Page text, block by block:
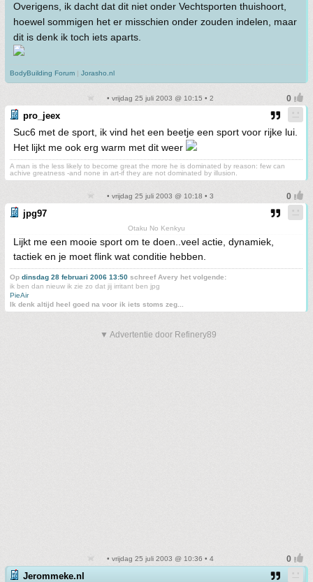
Overigens, ik dacht dat dit niet onder Vechtsporten thuishoort,
hoewel sommigen het er misschien onder zouden indelen, maar
dit is denk ik toch iets aparts.
BodyBuilding Forum | Jorasho.nl
• vrijdag 25 juli 2003 @ 10:15 • 2
pro_jeex
Suc6 met de sport, ik vind het een beetje een sport voor rijke lui.
Het lijkt me ook erg warm met dit weer
A man is the less likely to become great the more he is dominated by reason: few can
achive greatness -and none in art-if they are not dominated by illusion.
• vrijdag 25 juli 2003 @ 10:18 • 3
jpg97
Otaku No Kenkyu
Lijkt me een mooie sport om te doen..veel actie, dynamiek,
tactiek en je moet flink wat conditie hebben.
Op dinsdag 28 februari 2006 13:50 schreef Avery het volgende:
ik ben dan nieuw ik zie zo dat jij irritant ben jpg
PieAir
Ik denk altijd heel goed na voor ik iets stoms zeg...
▼ Advertentie door Refinery89
• vrijdag 25 juli 2003 @ 10:36 • 4
Jerommeke.nl